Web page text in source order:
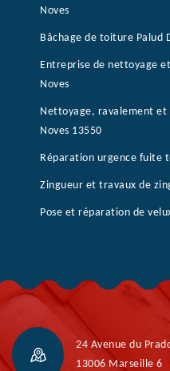
Noves
Bâchage de toiture Palud
Entreprise de nettoyage
Noves
Nettoyage, ravalement et
Noves 13550
Réparation urgence fuite
Zingueur et travaux de
Pose et réparation de
24 Avenue du
13006 Marseille 6